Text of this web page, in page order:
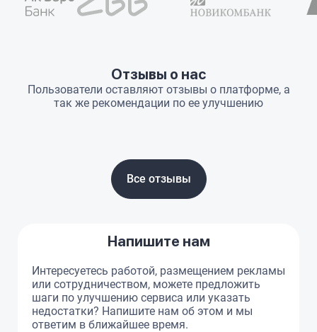
Отзывы о нас
Пользователи оставляют отзывы о платформе, а
так же рекомендации по ее улучшению
Все отзывы
Напишите нам
Интересуетесь работой, размещением рекламы
или сотрудничеством, можете предложить
шаги по улучшению сервиса или указать
недостатки? Напишите нам об этом и мы
ответим в ближайшее время.